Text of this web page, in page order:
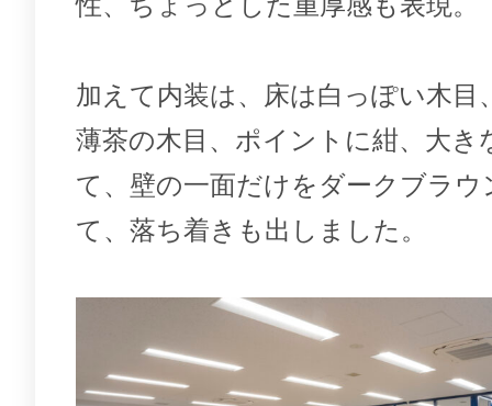
加えて内装は、床は白っぽい木目
薄茶の木目、ポイントに紺、大き
て、壁の一面だけをダークブラウ
て、落ち着きも出しました。